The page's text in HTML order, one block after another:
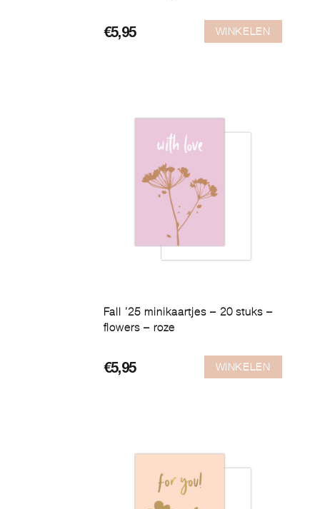
€5,95 WINKELEN
Fall ’25 minikaartjes – 20 stuks –
flowers – roze
€5,95 WINKELEN